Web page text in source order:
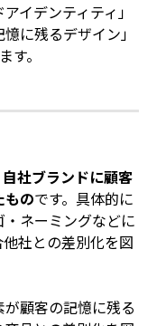
イデンティティ」
に残るデザイン」
す。
自社ブランドに顧客
ものです。具体的に
ネーミングなどに
社との差別化を図
顧客の記憶に残る